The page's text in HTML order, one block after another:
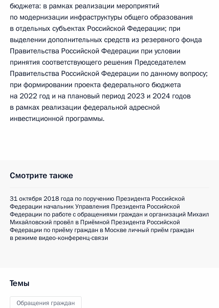
бюджета: в рамках реализации мероприятий
по модернизации инфраструктуры общего образования
в отдельных субъектах Российской Федерации; при
выделении дополнительных средств из резервного фонда
Правительства Российской Федерации при условии
принятия соответствующего решения Председателем
Правительства Российской Федерации по данному вопросу;
при формировании проекта федерального бюджета
на 2022 год и на плановый период 2023 и 2024 годов
в рамках реализации федеральной адресной
инвестиционной программы.
Смотрите также
31 октября 2018 года по поручению Президента Российской
Федерации начальник Управления Президента Российской
Федерации по работе с обращениями граждан и организаций Михаил
Михайловский провёл в Приёмной Президента Российской
Федерации по приёму граждан в Москве личный приём граждан
в режиме видео-конференц-связи
Темы
Обращения граждан